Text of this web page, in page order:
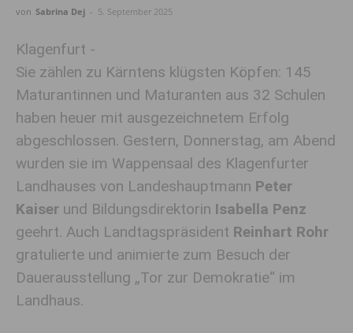
von Sabrina Dej - 5. September 2025
Klagenfurt -
Sie zählen zu Kärntens klügsten Köpfen: 145
Maturantinnen und Maturanten aus 32 Schulen
haben heuer mit ausgezeichnetem Erfolg
abgeschlossen. Gestern, Donnerstag, am Abend
wurden sie im Wappensaal des Klagenfurter
Landhauses von Landeshauptmann Peter
Kaiser und Bildungsdirektorin Isabella Penz
geehrt. Auch Landtagspräsident Reinhart Rohr
gratulierte und animierte zum Besuch der
Dauerausstellung „Tor zur Demokratie“ im
Landhaus.